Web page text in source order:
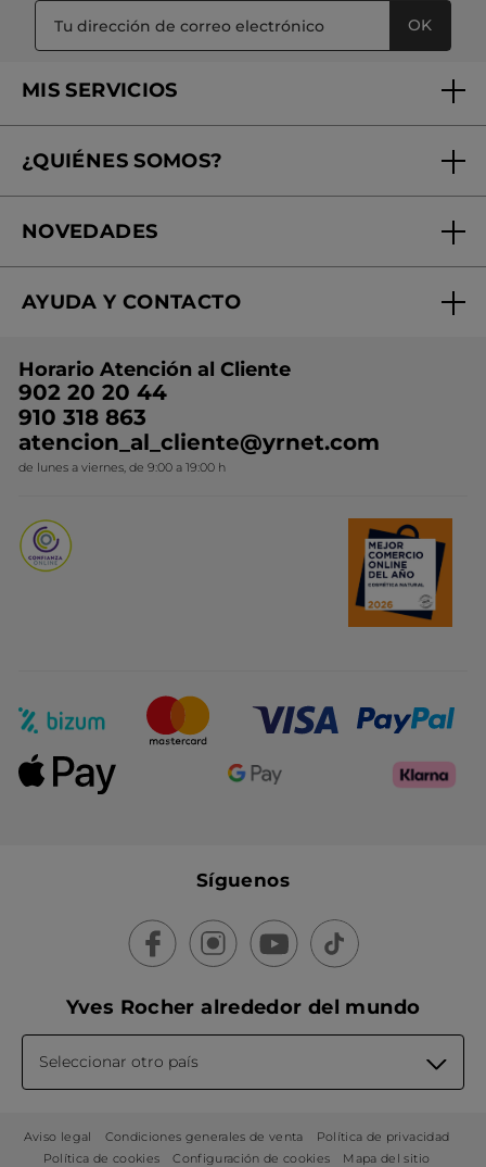
OK
MIS SERVICIOS
Tratamientos de Belleza
Mi club Yves Rocher
¿QUIÉNES SOMOS?
¿Quiénes somos?
Nuestros compromisos
Conviértete en Franquiciada
NOVEDADES
Rebajas
Ideas de Regalo
Colección Monoi
Novedades del mes
AYUDA Y CONTACTO
Contacto
Horario Atención al Cliente
902 20 20 44
910 318 863
atencion_al_cliente@yrnet.com
de lunes a viernes, de 9:00 a 19:00 h
Síguenos
Yves Rocher alrededor del mundo
Seleccionar otro país
Aviso legal Condiciones generales de venta
Política de privacidad
Política de cookies
Configuración de cookies Mapa del sitio